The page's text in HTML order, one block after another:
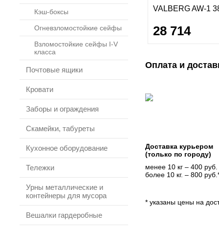
Кэш-боксы
Огневзломостойкие сейфы
Взломостойкие сейфы I-V
класса
Почтовые ящики
Кровати
Заборы и ограждения
Скамейки, табуреты
Кухонное оборудование
Тележки
Урны металлические и
контейнеры для мусора
Вешалки гардеробные
VALBERG AW-1
28 714
Оплата и
Доставка курьером
(только по городу)
менее 10 кг – 400 руб.
более 10 кг. – 800
* указаны цены на